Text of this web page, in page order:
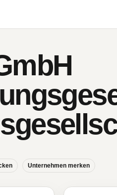
Unternehmen merken